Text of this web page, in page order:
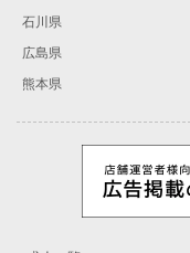
石川県
広島県
熊本県